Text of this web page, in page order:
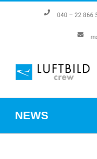
040 – 22 866
NEWS